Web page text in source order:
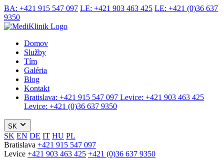
BA: +421 915 547 097 LE: +421 903 463 425 LE: +421 (0)36 637
9350
Domov
Služby
Tím
Galéria
Blog
Kontakt
Bratislava: +421 915 547 097 Levice: +421 903 463 425
Levice: +421 (0)36 637 9350
SK
SK EN DE IT HU PL
Bratislava +421 915 547 097
Levice +421 903 463 425 +421 (0)36 637 9350